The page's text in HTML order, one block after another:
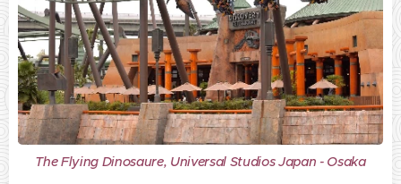
The Flying Dinosaure, Universal Studios Japan - Osaka